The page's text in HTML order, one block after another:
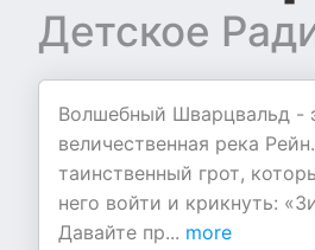
Детское
Волшебный Шварцвальд -
величественная река
таинственный грот,
него войти и крикнуть:
Давайте пр... more